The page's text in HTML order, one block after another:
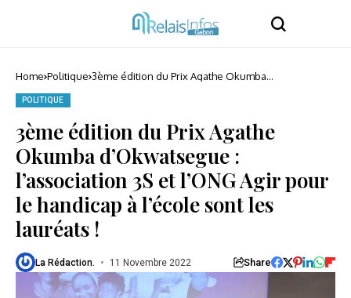
Home Politique 3ème édition du Prix Agathe Okumba
POLITIQUE
3ème édition du Prix Agathe
Okumba d’Okwatsegue :
l’association 3S et l’ONG Agir pour
le handicap à l’école sont les
lauréats !
La Rédaction. 11 Novembre 2022 Share